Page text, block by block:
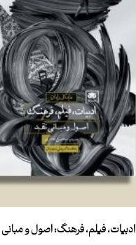
ادبیات، فیلم، فرهنگ: اصول و